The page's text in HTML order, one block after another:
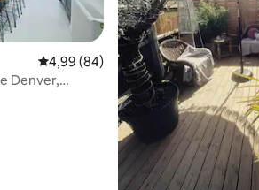
Évaluation moyenne sur la base de
4,99 (84)
Denver,